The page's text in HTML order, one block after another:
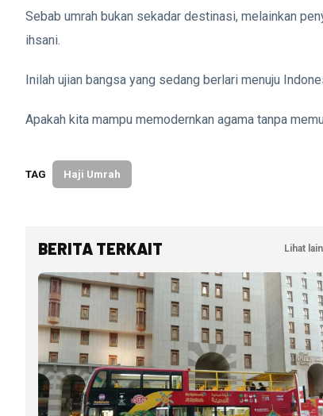
Sebab umrah bukan sekadar destinasi, melainkan
ihsani.
Inilah ujian bangsa yang sedang berlari menuju
Apakah kita mampu memodernkan agama tanpa
TAG Haji Umrah
BERITA TERKAIT Lihat